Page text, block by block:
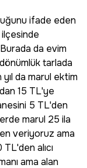
ifade eden
da evim
tarlada
da marul ektim
15 TL'ye
5 TL'den
marul 25 ila
veriyoruz ama
alıcı
ama alan